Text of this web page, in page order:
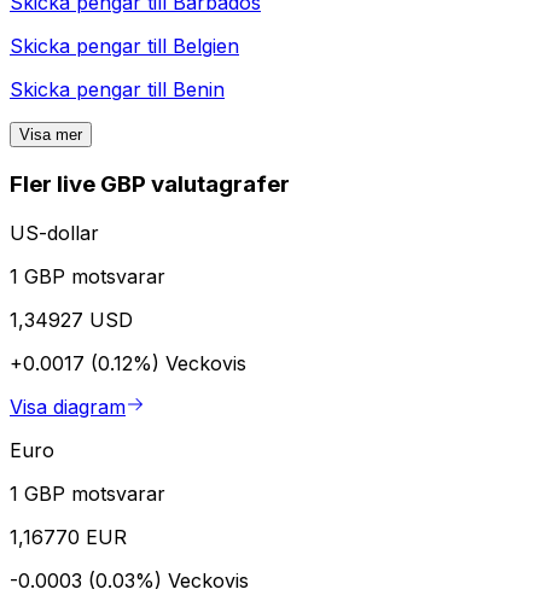
Skicka pengar till Belgien
Skicka pengar till Benin
Visa mer
Fler live GBP valutagrafer
US-dollar
1 GBP motsvarar
1,34927 USD
+0.0017 (0.12%) Veckovis
Visa diagram
Euro
1 GBP motsvarar
1,16770 EUR
-0.0003 (0.03%) Veckovis